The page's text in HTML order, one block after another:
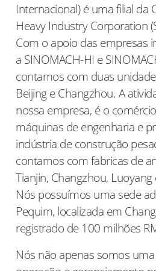
Internacional) é uma filial da
Heavy Industry Corporation
Com o apoio das empresas
a SINOMACH-HI e
contamos com duas
Beijing e Changzhou. A
nossa empresa, é o
máquinas de engenharia e
indústria de construção
contamos com fabricas de
Tianjin, Changzhou,
Nós possuímos uma sede
Pequim, localizada em
registrado de 100 milhões
Nós não apenas somos